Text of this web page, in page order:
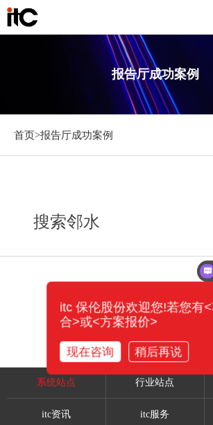
报告厅成功案例
首页>报告厅成功案例
搜索邻水
系统站点 行业站点
itc资讯 itc服务
itc 保伦股份欢迎您!若您有
合>或<方案报价>
现在咨询 稍后再说